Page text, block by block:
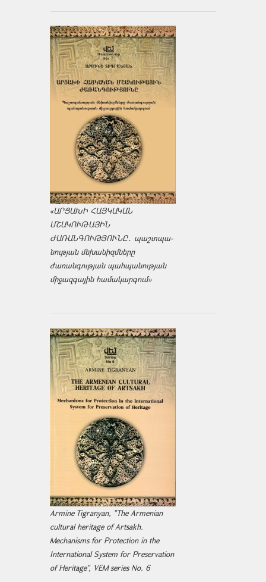
«ԱՐՑԱԽԻ ՀԱՅԿԱԿԱՆ
ՄՇԱԿՈՒԹԱՅԻՆ
ԺԱՌԱՆԳՈՒԹՅՈՒՆԸ․ պաշտպա­
նության մեխանիզմները
ժառանգության պահպանության
միջազ­գային համակարգում»
Armine Tigranyan, "The Armenian
cultural heritage of Artsakh.
Mechanisms for Protection in the
International System for Preservation
of Heritage", VEM series No. 6